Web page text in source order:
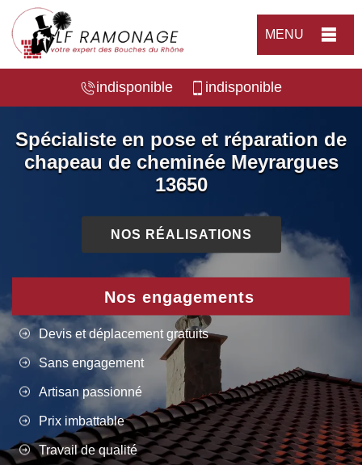
MENU
indisponible indisponible
Spécialiste en pose et réparation de
chapeau de cheminée Meyrargues
13650
NOS RÉALISATIONS
Nos engagements
Devis et déplacement gratuits
Sans engagement
Artisan passionné
Prix imbattable
Travail de qualité